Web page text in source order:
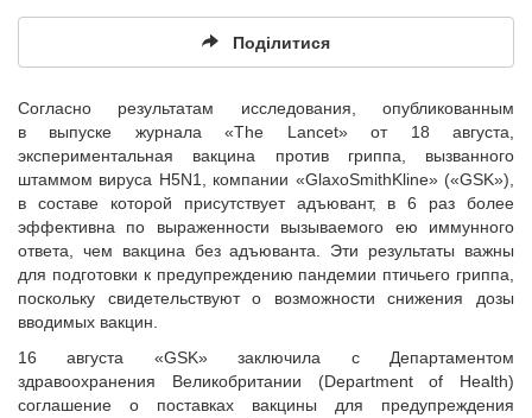
Поділитися
Согласно результатам исследования, опубликованным
в выпуске журнала «The Lancet» от 18 августа,
экспериментальная вакцина против гриппа, вызванного
штаммом вируса H5N1, компании «GlaxoSmithKline» («GSK»),
в составе которой присутствует адъювант, в 6 раз более
эффективна по выраженности вызываемого ею иммунного
ответа, чем вакцина без адъюванта. Эти результаты важны
для подготовки к предупреждению пандемии птичьего гриппа,
поскольку свидетельствуют о возможности снижения дозы
вводимых вакцин.
16 августа «GSK» заключила с Департаментом
здравоохранения Великобритании (Department of Health)
соглашение о поставках вакцины для предупреждения